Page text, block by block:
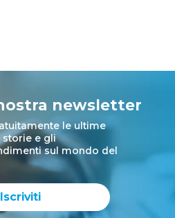
newsletter
le ultime
storie e gli
sul mondo del
Iscriviti